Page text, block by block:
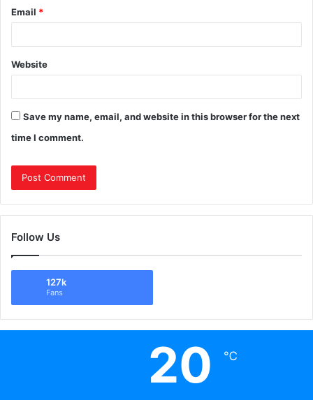
Email *
Website
Save my name, email, and website in this browser for the next
time I comment.
Follow Us
127k
Fans
20 ℃